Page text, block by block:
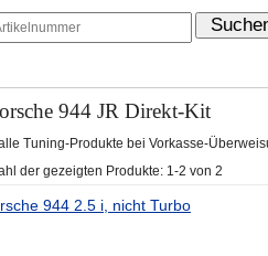
944 JR Direkt-Kit
Tuning-Produkte bei Vorkasse-
der gezeigten Produkte: 1-2 von 2
944 2.5 i, nicht Turbo